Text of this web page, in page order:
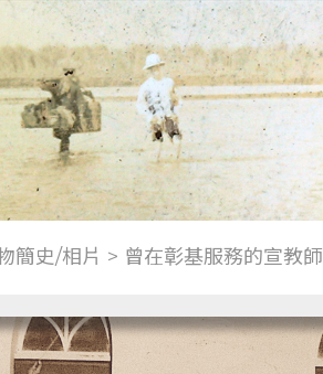
簡史/相片 > 曾在彰基服務的宣教師